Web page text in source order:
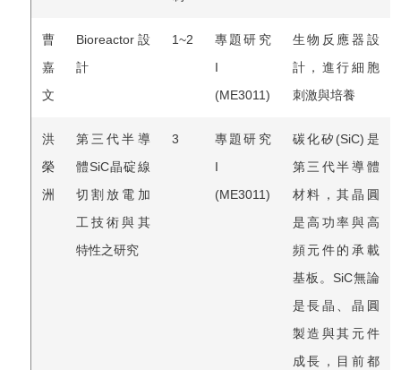
曹
嘉
文
Bioreactor 設
計
1~2
專題研究
I
(ME3011)
生物反應器設
計，進行細胞
刺激與培養
洪
榮
洲
第三代半導
體SiC晶碇線
切割放電加
工技術與其
特性之研究
3
專題研究
I
(ME3011)
碳化矽(SiC)是
第三代半導體
材料，其晶圓
是高功率與高
頻元件的承載
基板。SiC無論
是長晶、晶圓
製造與其元件
成長，目前都